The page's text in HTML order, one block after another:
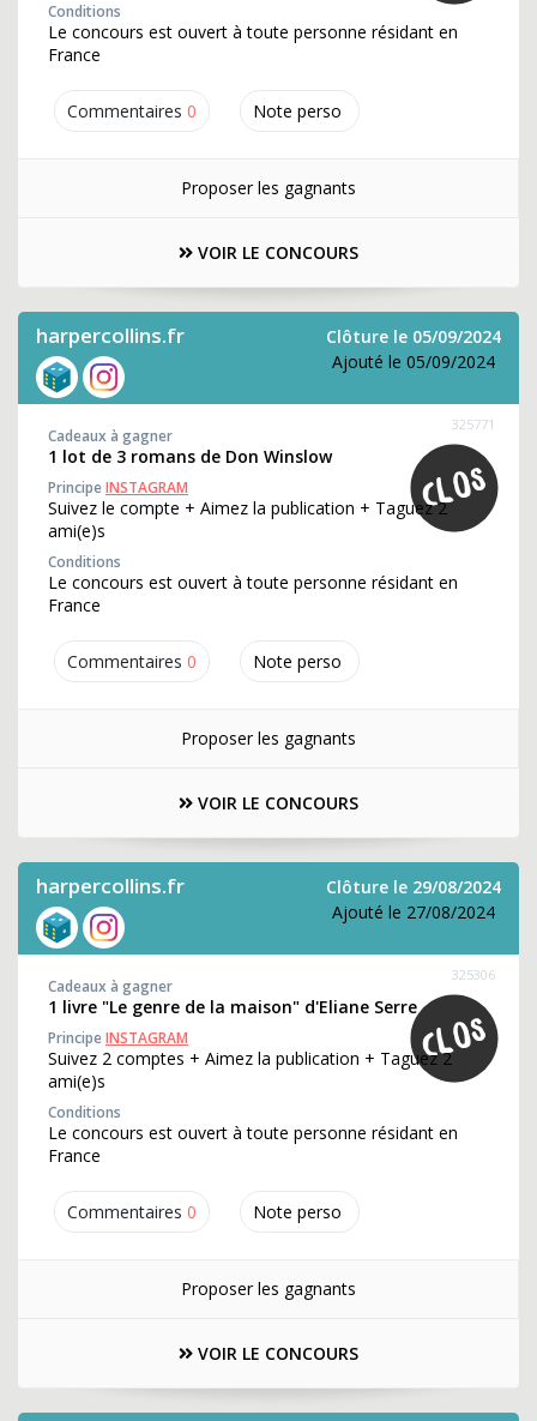
Commentaires 0 Note perso
Conditions
Le concours est ouvert à toute personne résidant en
France
Proposer les gagnants
VOIR LE CONCOURS
harpercollins.fr
Clôture le 05/09/2024
Ajouté le 05/09/2024
Commentaires 0 Note perso
325771
Cadeaux à gagner
1 lot de 3 romans de Don Winslow
PrincipeINSTAGRAM
Suivez le compte + Aimez la publication + Taguez 2
ami(e)s
Conditions
Le concours est ouvert à toute personne résidant en
France
Proposer les gagnants
VOIR LE CONCOURS
harpercollins.fr
Clôture le 29/08/2024
Ajouté le 27/08/2024
Commentaires 0 Note perso
325306
Cadeaux à gagner
1 livre "Le genre de la maison" d'Eliane Serre
PrincipeINSTAGRAM
Suivez 2 comptes + Aimez la publication + Taguez 2
ami(e)s
Conditions
Le concours est ouvert à toute personne résidant en
France
Proposer les gagnants
VOIR LE CONCOURS